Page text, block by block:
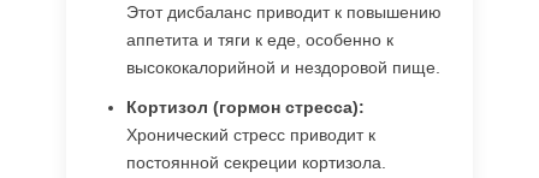
Этот дисбаланс приводит к повышению
аппетита и тяги к еде, особенно к
высококалорийной и нездоровой пище.
Кортизол (гормон стресса):
Хронический стресс приводит к
постоянной секреции кортизола.